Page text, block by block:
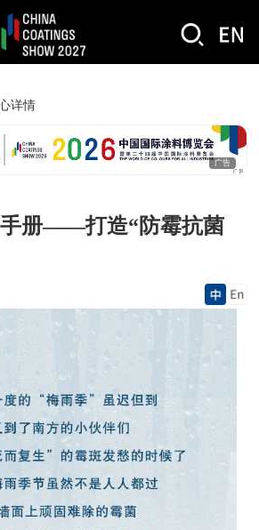
详情
广告
手册——打造“防霉抗菌